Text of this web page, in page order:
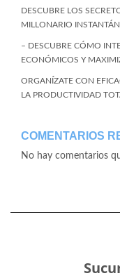
DESCUBRE LOS
MILLONARIO
– DESCUBRE CÓMO
ECONÓMICOS Y
ORGANÍZATE CON
LA PRODUCTIVIDAD
COMENTARIOS
No hay comentarios